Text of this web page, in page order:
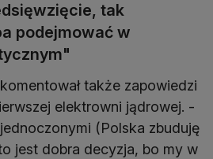
tak
podejmować w
także zapowiedzi
elektrowni jądrowej. -
(Polska zbuduję
jest dobra decyzja, bo my w